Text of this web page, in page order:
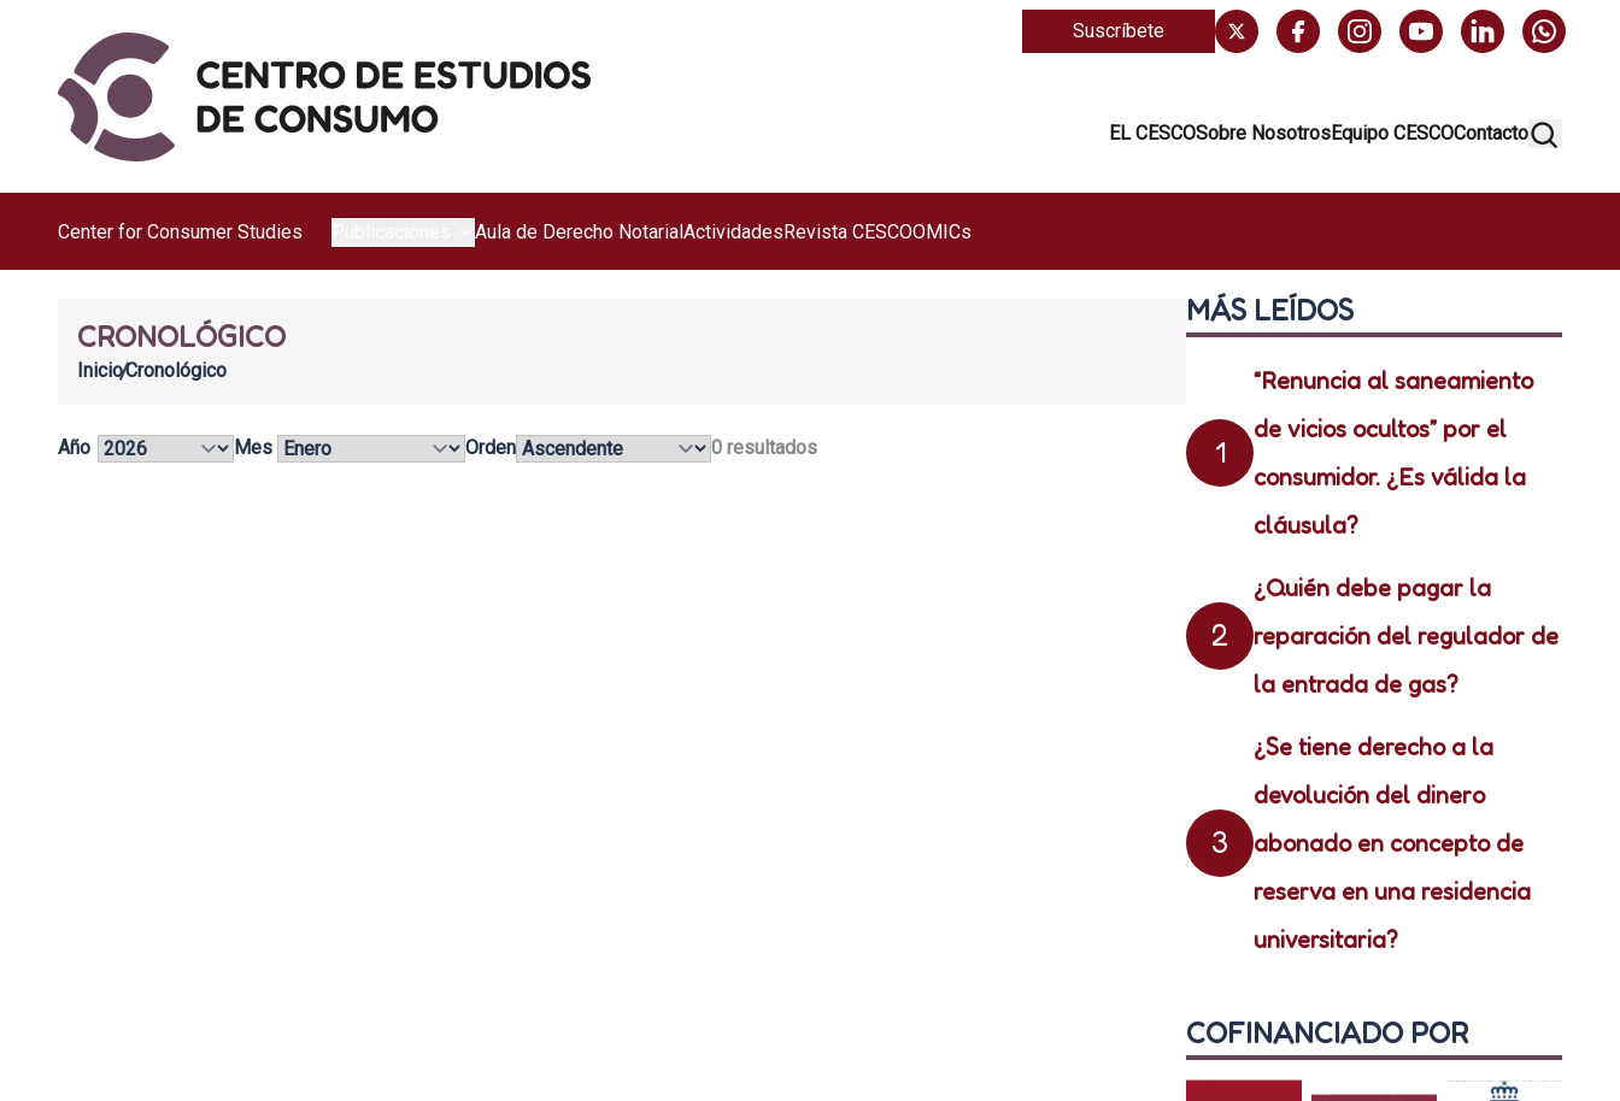
Suscríbete
EL CESCOSobre NosotrosEquipo CESCOContacto
Center for Consumer Studies Aula de Derecho NotarialActividadesRevista CESCOOMICs
CRONOLÓGICO
InicioCronológico
Año Mes Orden 0 resultados
MÁS LEÍDOS
1
“Renuncia al saneamiento
de vicios ocultos” por el
consumidor. ¿Es válida la
cláusula?
2
¿Quién debe pagar la
reparación del regulador de
la entrada de gas?
3
¿Se tiene derecho a la
devolución del dinero
abonado en concepto de
reserva en una residencia
universitaria?
COFINANCIADO POR